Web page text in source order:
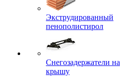
Экструдированный
пенополистирол
Снегозадержатели на
крышу